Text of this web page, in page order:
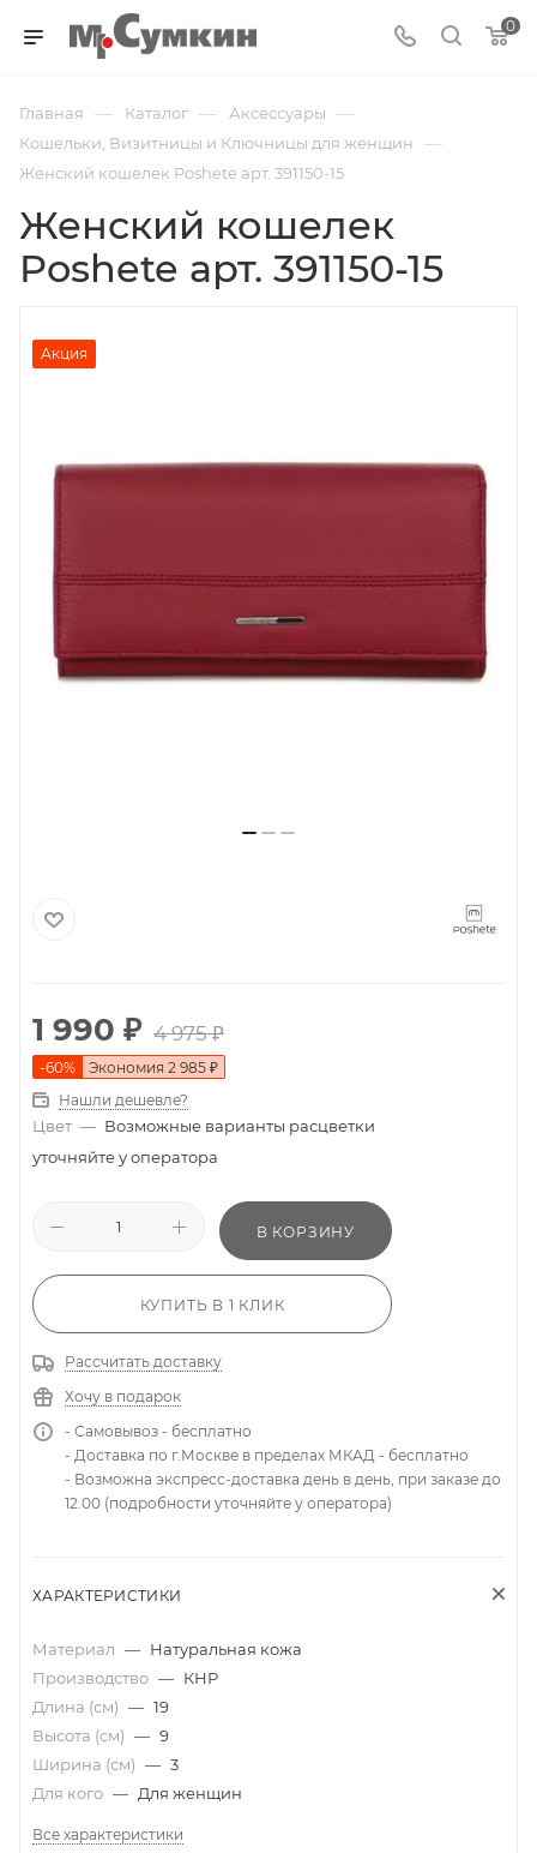
0
Главная — Каталог — Аксессуары —
Кошельки, Визитницы и Ключницы для женщин —
Женский кошелек Poshete арт. 391150-15
Женский кошелек
Poshete арт. 391150-15
Акция
1 990 ₽ 4 975₽
-60% Экономия 2 985 ₽
Нашли дешевле?
Цвет — Возможные варианты расцветки
уточняйте у оператора
В КОРЗИНУ
КУПИТЬ В 1 КЛИК
Рассчитать доставку
Хочу в подарок
- Самовывоз - бесплатно
- Доставка по г.Москве в пределах МКАД - бесплатно
- Возможна экспресс-доставка день в день, при заказе до
12.00 (подробности уточняйте у оператора)
ХАРАКТЕРИСТИКИ
Материал — Натуральная кожа
Производство — КНР
Длина (см) — 19
Высота (см) — 9
Ширина (см) — 3
Для кого — Для женщин
Все характеристики